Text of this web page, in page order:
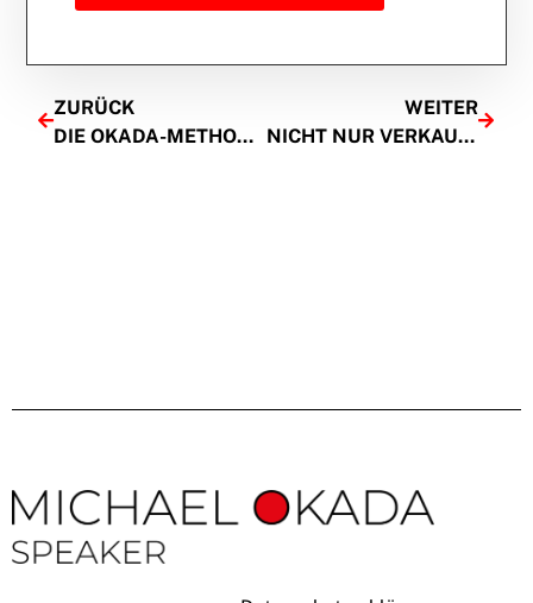
ZURÜCK
DIE OKADA-METHODE: WIE EINE TEEZEREMONIE DIE KUNDENBEZIEHUNG REVOLUTIONIERT
WEITER
NICHT NUR VERKAUFEN, VERZAUBERN: GESCHÄFTSLEKTIONEN AUS DER JAPANISCHEN TEEZEREMONIE